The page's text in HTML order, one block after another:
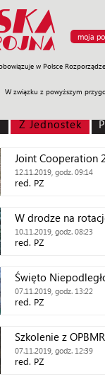
moja
w Polsce
W związku z powyższym
Sprzęt Misje
Z Jednostek
Joint Cooperation
12.11.2019, godz. 09:14
red. PZ
W drodze na
10.11.2019, godz. 08:23
red. PZ
Święto
07.11.2019, godz. 13:22
red. PZ
Szkolenie z OPBMR
07.11.2019, godz. 12:39
red. PZ